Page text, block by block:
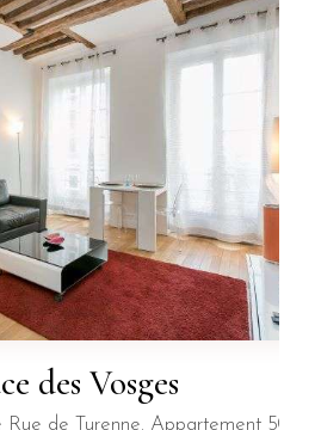
des Vosges
Rue de Turenne. Appartement 50